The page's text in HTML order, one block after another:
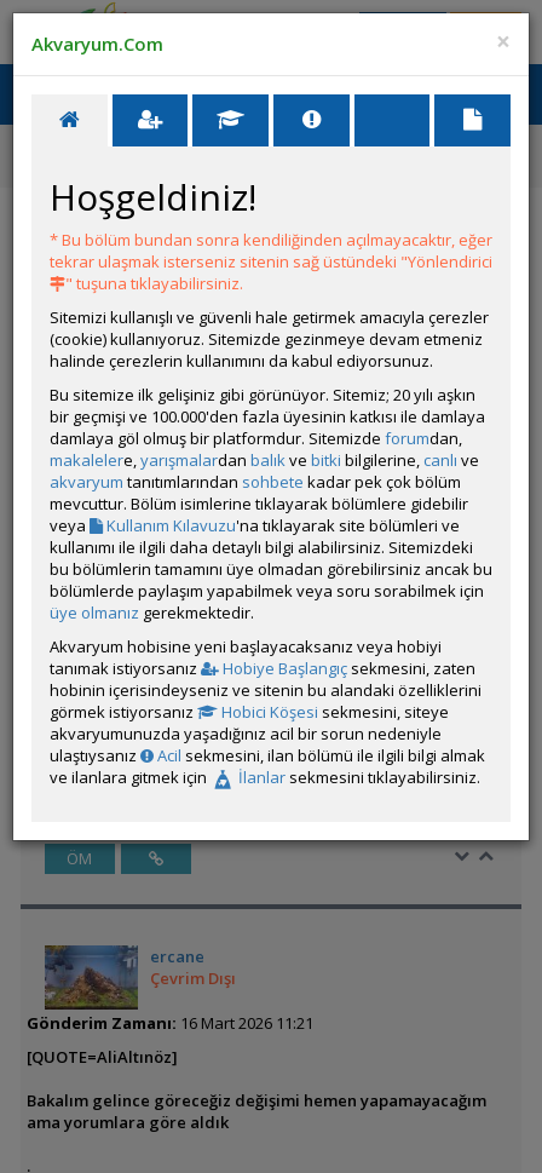
Ana Menü
Filtreleme Seçenekleri
Sobo 901f Ultra Viole 800 Lt
YANIT YAZ Git
GhostKoi
Çevrim Dışı
Özel Üye
Gönderim Zamanı:12 Mart 2026 14:08
Yazar: AliAltınöz
Bakalım gelince göreceğiz değişimi hemen yapamayacağım
ama yorumlara göre aldık
Büyük ihtimal hatalı alım yaptım 7w benimkisi 9w aldık boyut
harici 9w alma ne gibi sıkıntı olur
Ampul duy/balast adı her ne ise oraya yuvasına
yerleştirilebiliyorsa ve cam muhafazasına da sığıyorsa
wattından dolayı bir sıkıntı yaşayacağınızı sanmıyorum.
Hayırlısı.
ÖM
ercane
Çevrim Dışı
Gönderim Zamanı: 16 Mart 2026 11:21
[QUOTE=AliAltınöz]
Bakalım gelince göreceğiz değişimi hemen yapamayacağım
ama yorumlara göre aldık
.
×
Akvaryum.Com
Hoşgeldiniz!
* Bu bölüm bundan sonra kendiliğinden açılmayacaktır, eğer
tekrar ulaşmak isterseniz sitenin sağ üstündeki "Yönlendirici
" tuşuna tıklayabilirsiniz.
Sitemizi kullanışlı ve güvenli hale getirmek amacıyla çerezler
(cookie) kullanıyoruz. Sitemizde gezinmeye devam etmeniz
halinde çerezlerin kullanımını da kabul ediyorsunuz.
Bu sitemize ilk gelişiniz gibi görünüyor. Sitemiz; 20 yılı aşkın
bir geçmişi ve 100.000'den fazla üyesinin katkısı ile damlaya
damlaya göl olmuş bir platformdur. Sitemizde forumdan,
makalelere,yarışmalardan balıkve bitki bilgilerine, canlı ve
akvaryum tanıtımlarından sohbete kadar pek çok bölüm
mevcuttur. Bölüm isimlerine tıklayarak bölümlere gidebilir
veya
Kullanım Kılavuzu'na tıklayarak site bölümleri ve
kullanımı ile ilgili daha detaylı bilgi alabilirsiniz. Sitemizdeki
bu bölümlerin tamamını üye olmadan görebilirsiniz ancak bu
bölümlerde paylaşım yapabilmek veya soru sorabilmek için
üye olmanız gerekmektedir.
Akvaryum hobisine yeni başlayacaksanız veya hobiyi
tanımak istiyorsanız
Hobiye Başlangıç sekmesini, zaten
hobinin içerisindeyseniz ve sitenin bu alandaki özelliklerini
görmek istiyorsanız
Hobici Köşesi sekmesini, siteye
akvaryumunuzda yaşadığınız acil bir sorun nedeniyle
ulaştıysanız
Acil sekmesini, ilan bölümü ile ilgili bilgi almak
ve ilanlara gitmek için
İlanlar sekmesini tıklayabilirsiniz.